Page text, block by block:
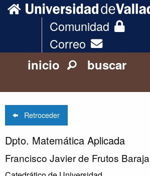
Comunidad
Correo
inicio
buscar
Retroceder
Dpto. Matemática Aplicada
Francisco Javier de Frutos Baraja